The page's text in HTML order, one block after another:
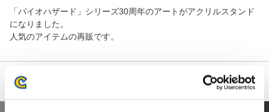
「バイオハザード」シリーズ30周年のアートがアクリルスタンド
になりました。
人気のアイテムの再販です。